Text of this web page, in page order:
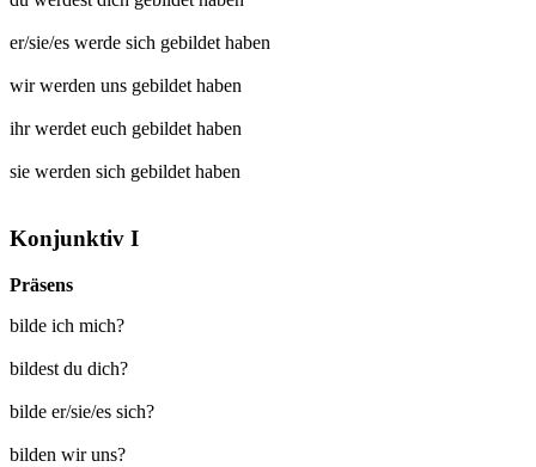
er/sie/es werde sich gebildet haben
wir werden uns gebildet haben
ihr werdet euch gebildet haben
sie werden sich gebildet haben
Konjunktiv I
Präsens
bilde ich mich?
bildest du dich?
bilde er/sie/es sich?
bilden wir uns?